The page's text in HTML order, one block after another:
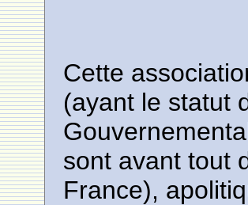
Cette
(ayant le statut
sont avant tout
France),